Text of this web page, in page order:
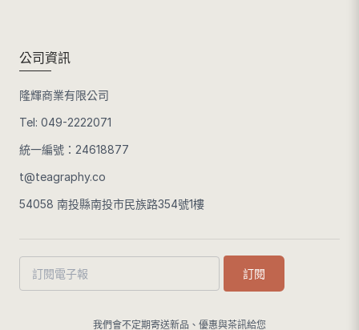
公司資訊
隆輝商業有限公司
Tel: 049-2222071
統一編號：24618877
t@teagraphy.co
54058 南投縣南投市民族路354號1樓
訂閱
我們會不定期寄送新品、優惠與茶訊給您